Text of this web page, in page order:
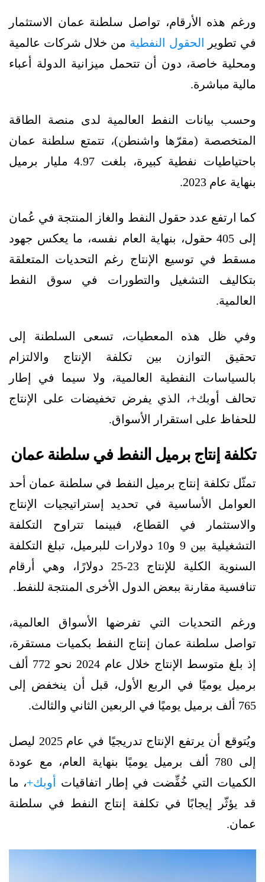
ورغم هذه الأرقام، تواصل سلطنة عمان الاستثمار
في تطوير الحقول النفطية من خلال شركات عالمية
ومحلية خاصة، دون أن تتحمل ميزانية الدولة أعباء
مالية مباشرة.
وحسب بيانات النفط العالمية لدى منصة الطاقة
المتخصصة (مقرّها واشنطن)، تتمتع سلطنة عمان
باحتياطيات نفطية كبيرة، بلغت 4.97 مليار برميل
بنهاية عام 2023.
كما ارتفع عدد حقول النفط والغاز المنتجة في عُمان
إلى 405 حقول، بنهاية العام نفسه، ما يعكس جهود
مسقط في توسيع الإنتاج رغم التحديات المتعلقة
بتكاليف التشغيل والتطورات في سوق النفط
العالمية.
وفي ظل هذه المعطيات، تسعى السلطنة إلى
تحقيق التوازن بين تكلفة الإنتاج والالتزام
بالسياسات النفطية العالمية، ولا سيما في إطار
تحالف أوبك+، الذي يفرض تخفيضات على الإنتاج
للحفاظ على استقرار الأسواق.
تكلفة إنتاج برميل النفط في سلطنة عمان
تمثّل تكلفة إنتاج برميل النفط في سلطنة عمان أحد
العوامل الأساسية في تحديد إستراتيجيات الإنتاج
والاستثمار في القطاع، فبينما تتراوح التكلفة
التشغيلية بين 9 و10 دولارات للبرميل، تبلغ التكلفة
السنوية الكلية للإنتاج 23-25 دولارًا، وهي أرقام
تنافسية مقارنة ببعض الدول الأخرى المنتجة للنفط.
ورغم التحديات التي تفرضها الأسواق العالمية،
تواصل سلطنة عمان إنتاج النفط بكميات مستقرة،
إذ بلغ متوسط الإنتاج خلال عام 2024 نحو 772 ألف
برميل يوميًا في الربع الأول، قبل أن ينخفض إلى
765 ألف برميل يوميًا في الربعين الثاني والثالث.
ويُتوقع أن يرتفع الإنتاج تدريجيًا في عام 2025 ليصل
إلى 780 ألف برميل يوميًا بنهاية العام، مع عودة
الكميات التي خُفِّضت في إطار اتفاقيات
أوبك+، ما
قد يؤثّر إيجابًا في تكلفة إنتاج النفط في سلطنة
عمان.